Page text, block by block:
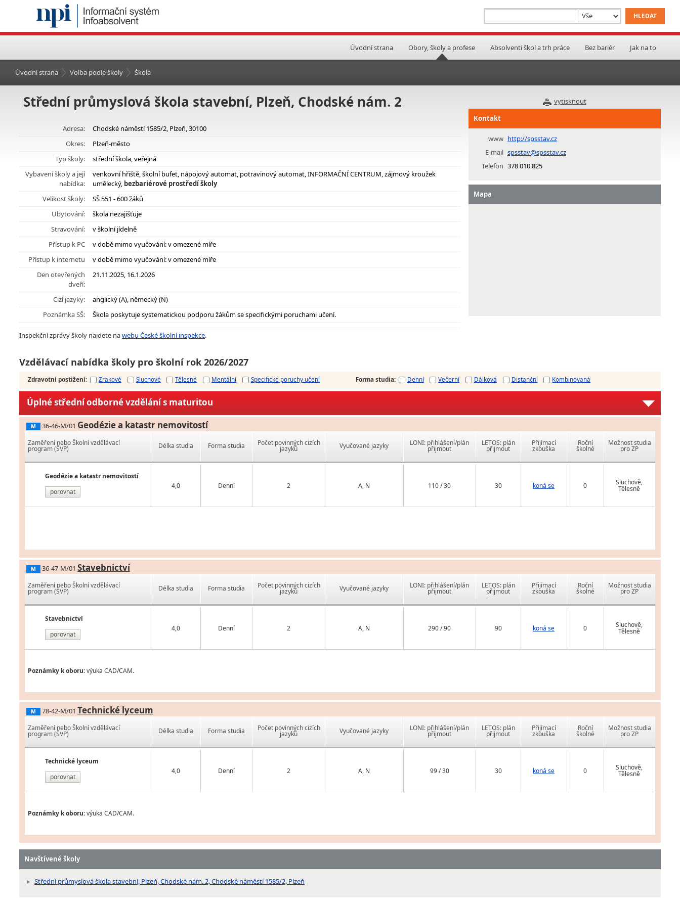
Úvodní strana Obory, školy a profese Absolventi škol a trh práce Bez bariér Jak na to
Úvodní strana Volba podle školy Škola
vytisknout
Střední průmyslová škola stavební, Plzeň, Chodské nám. 2
Adresa:
Chodské náměstí 1585/2, Plzeň, 30100
Okres:
Plzeň-město
Typ školy:
střední škola, veřejná
Vybavení školy a její
nabídka:
venkovní hřiště, školní bufet, nápojový automat, potravinový automat, INFORMAČNÍ CENTRUM, zájmový kroužek
umělecký, bezbariérové prostředí školy
Velikost školy:
SŠ 551 - 600 žáků
Ubytování:
škola nezajišťuje
Stravování:
v školní jídelně
Přístup k PC
v době mimo vyučování: v omezené míře
Přístup k internetu
v době mimo vyučování: v omezené míře
Den otevřených
dveří:
21.11.2025, 16.1.2026
Cizí jazyky:
anglický (A), německý (N)
Poznámka SŠ:
Škola poskytuje systematickou podporu žákům se specifickými poruchami učení.
Inspekční zprávy školy najdete nawebu České školní inspekce.
Kontakt
www http://spsstav.cz
E-mail spsstav@spsstav.cz
Telefon 378 010 825
Mapa
Vzdělávací nabídka školy pro školní rok 2026/2027
Zdravotní postižení: Zrakové Sluchové Tělesné Mentální Specifické poruchy učení Forma studia: Denní Večerní Dálková Distanční Kombinovaná
Úplné střední odborné vzdělání s maturitou
M 36-46-M/01 Geodézie a katastr nemovitostí
Zaměření nebo Školní vzdělávací
program (ŠVP)
Geodézie a katastr nemovitostí
porovnat
Délka studia Forma studia Počet povinných cizích
jazyků Vyučované jazyky
4,0 Denní 2 A, N
LONI: přihlášení/plán
přijmout
LETOS: plán
přijmout
Přijímací
zkouška
Roční
školné
Možnost studia
pro ZP
110 / 30 30 koná se 0 Sluchově,
Tělesně
M 36-47-M/01 Stavebnictví
Zaměření nebo Školní vzdělávací
program (ŠVP)
Stavebnictví
porovnat
Délka studia Forma studia Počet povinných cizích
jazyků Vyučované jazyky
4,0 Denní 2 A, N
LONI: přihlášení/plán
přijmout
LETOS: plán
přijmout
Přijímací
zkouška
Roční
školné
Možnost studia
pro ZP
290 / 90 90 koná se 0 Sluchově,
Tělesně
Poznámky k oboru:výuka CAD/CAM.
M 78-42-M/01 Technické lyceum
Zaměření nebo Školní vzdělávací
program (ŠVP)
Technické lyceum
porovnat
Délka studia Forma studia Počet povinných cizích
jazyků Vyučované jazyky
4,0 Denní 2 A, N
LONI: přihlášení/plán
přijmout
LETOS: plán
přijmout
Přijímací
zkouška
Roční
školné
Možnost studia
pro ZP
99 / 30 30 koná se 0 Sluchově,
Tělesně
Poznámky k oboru:výuka CAD/CAM.
Navštívené školy
Střední průmyslová škola stavební, Plzeň, Chodské nám. 2, Chodské náměstí 1585/2, Plzeň